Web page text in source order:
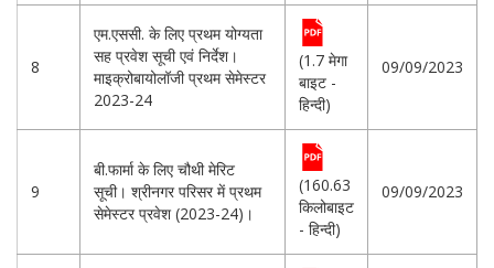
8
एम.एससी. के लिए प्रथम योग्यता
सह प्रवेश सूची एवं निर्देश।
माइक्रोबायोलॉजी प्रथम सेमेस्टर
2023-24
(1.7 मेगा
बाइट -
हिन्दी)
09/09/2023
9
बी.फार्मा के लिए चौथी मेरिट
सूची। श्रीनगर परिसर में प्रथम
सेमेस्टर प्रवेश (2023-24)।
(160.63
किलोबाइट
- हिन्दी)
09/09/2023